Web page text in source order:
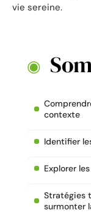
vie sereine.
contexte
Identifier
Explorer
Stratégies
surmonter